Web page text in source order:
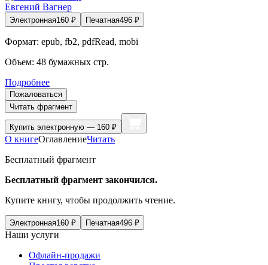
Евгений Вагнер
Электронная160 ₽ Печатная496 ₽
Формат: epub, fb2, pdfRead, mobi
Объем: 48 бумажных стр.
Подробнее
Пожаловаться
Читать фрагмент
Купить электронную — 160 ₽
О книгеОглавлениеЧитать
Бесплатный фрагмент
Бесплатный фрагмент закончился.
Купите книгу, чтобы продолжить чтение.
Электронная160 ₽ Печатная496 ₽
Наши услуги
Офлайн-продажи